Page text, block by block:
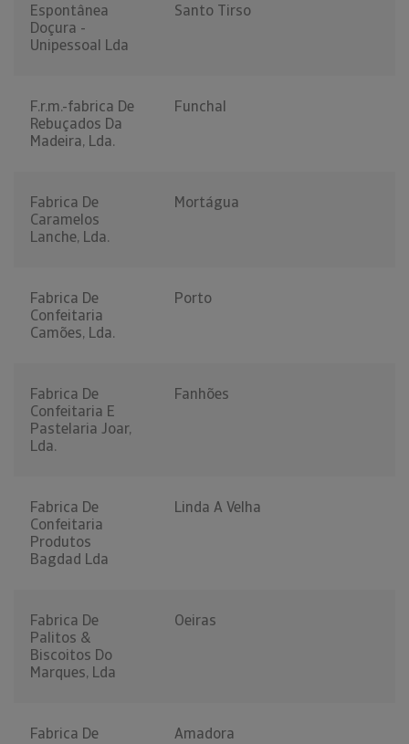
Espontânea
Doçura -
Unipessoal Lda
Santo Tirso
F.r.m.-fabrica De
Rebuçados Da
Madeira, Lda.
Funchal
Fabrica De
Caramelos
Lanche, Lda.
Mortágua
Fabrica De
Confeitaria
Camões, Lda.
Porto
Fabrica De
Confeitaria E
Pastelaria Joar,
Lda.
Fanhões
Fabrica De
Confeitaria
Produtos
Bagdad Lda
Linda A Velha
Fabrica De
Palitos &
Biscoitos Do
Marques, Lda
Oeiras
Fabrica De
Amadora